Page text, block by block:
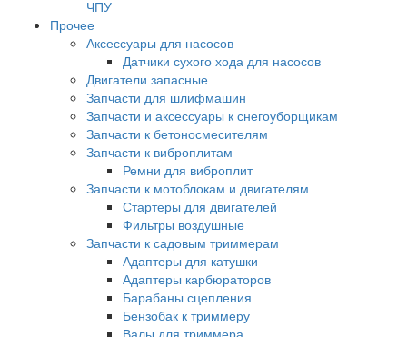
ЧПУ
Прочее
Аксессуары для насосов
Датчики сухого хода для насосов
Двигатели запасные
Запчасти для шлифмашин
Запчасти и аксессуары к снегоуборщикам
Запчасти к бетоносмесителям
Запчасти к виброплитам
Ремни для виброплит
Запчасти к мотоблокам и двигателям
Стартеры для двигателей
Фильтры воздушные
Запчасти к садовым триммерам
Адаптеры для катушки
Адаптеры карбюраторов
Барабаны сцепления
Бензобак к триммеру
Валы для триммера